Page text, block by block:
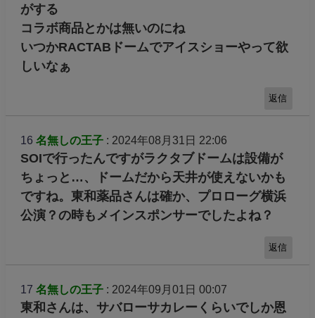
がする
コラボ商品とかは無いのにね
いつかRACTABドームでアイスショーやって欲
しいなぁ
返信
16 名無しの王子: 2024年08月31日 22:06
SOIで行ったんですがラクタブドームは設備が
ちょっと…、ドームだから天井が使えないかも
ですね。東和薬品さんは確か、プロローグ横浜
公演？の時もメインスポンサーでしたよね？
返信
17 名無しの王子: 2024年09月01日 00:07
東和さんは、サバローサカレーくらいでしか恩